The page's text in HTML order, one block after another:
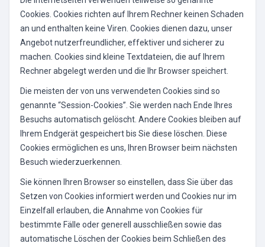
Cookies. Cookies richten auf Ihrem Rechner keinen Schaden
an und enthalten keine Viren. Cookies dienen dazu, unser
Angebot nutzerfreundlicher, effektiver und sicherer zu
machen. Cookies sind kleine Textdateien, die auf Ihrem
Rechner abgelegt werden und die Ihr Browser speichert.
Die meisten der von uns verwendeten Cookies sind so
genannte “Session-Cookies”. Sie werden nach Ende Ihres
Besuchs automatisch gelöscht. Andere Cookies bleiben auf
Ihrem Endgerät gespeichert bis Sie diese löschen. Diese
Cookies ermöglichen es uns, Ihren Browser beim nächsten
Besuch wiederzuerkennen.
Sie können Ihren Browser so einstellen, dass Sie über das
Setzen von Cookies informiert werden und Cookies nur im
Einzelfall erlauben, die Annahme von Cookies für
bestimmte Fälle oder generell ausschließen sowie das
automatische Löschen der Cookies beim Schließen des